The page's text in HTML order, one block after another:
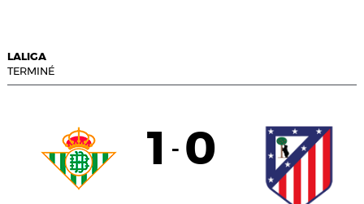
LALIGA
TERMINÉ
1 - 0